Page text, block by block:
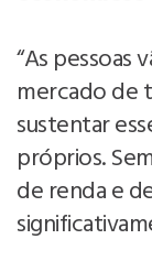
“As pessoas
mercado de
sustentar
próprios.
de renda e